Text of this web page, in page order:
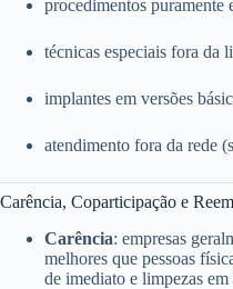
procedimentos puramente
técnicas especiais fora da
implantes em versões
atendimento fora da rede
Carência, Coparticipação e
Carência: empresas
melhores que pessoas
de imediato e limpezas